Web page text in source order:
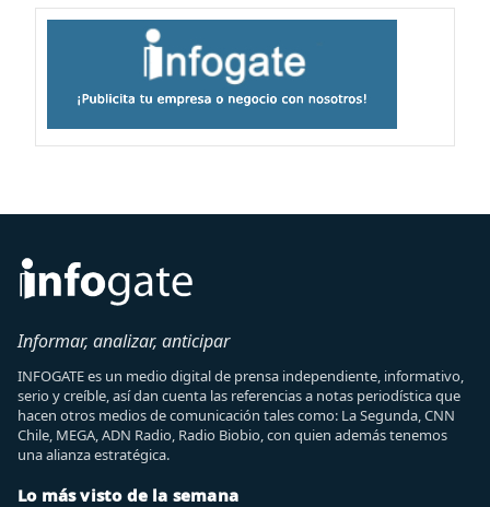
Informar, analizar, anticipar
INFOGATE es un medio digital de prensa independiente, informativo,
serio y creíble, así dan cuenta las referencias a notas periodística que
hacen otros medios de comunicación tales como: La Segunda, CNN
Chile, MEGA, ADN Radio, Radio Biobio, con quien además tenemos
una alianza estratégica.
Lo más visto de la semana